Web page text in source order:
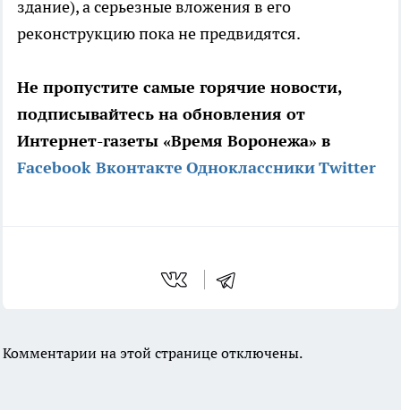
здание), а серьезные вложения в его
реконструкцию пока не предвидятся.
Не пропустите самые горячие новости,
подписывайтесь на обновления от
Интернет-газеты «Время Воронежа» в
Facebook Вконтакте ОдноклассникиTwitter
Комментарии на этой странице отключены.